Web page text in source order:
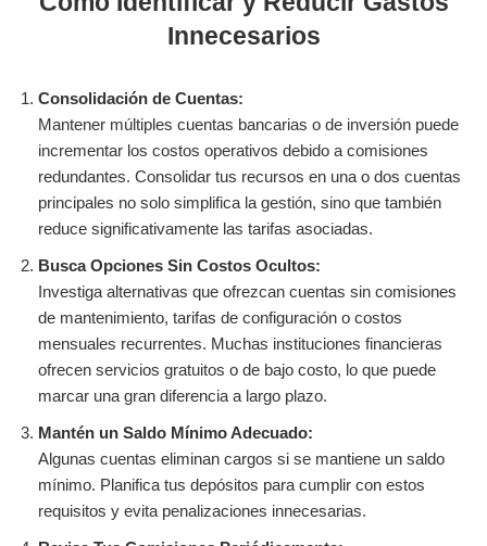
Innecesarios
Consolidación de Cuentas:
Mantener múltiples cuentas bancarias o de inversión puede
incrementar los costos operativos debido a comisiones
redundantes. Consolidar tus recursos en una o dos cuentas
principales no solo simplifica la gestión, sino que también
reduce significativamente las tarifas asociadas.
Busca Opciones Sin Costos Ocultos:
Investiga alternativas que ofrezcan cuentas sin comisiones
de mantenimiento, tarifas de configuración o costos
mensuales recurrentes. Muchas instituciones financieras
ofrecen servicios gratuitos o de bajo costo, lo que puede
marcar una gran diferencia a largo plazo.
Mantén un Saldo Mínimo Adecuado:
Algunas cuentas eliminan cargos si se mantiene un saldo
mínimo. Planifica tus depósitos para cumplir con estos
requisitos y evita penalizaciones innecesarias.